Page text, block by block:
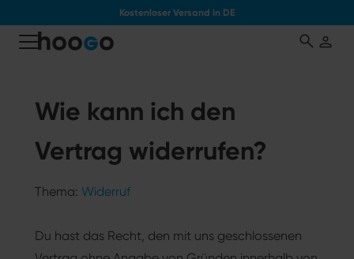
Kostenloser Versand in DE
Wie kann ich den
Vertrag widerrufen?
Thema: Widerruf
Du hast das Recht, den mit uns geschlossenen